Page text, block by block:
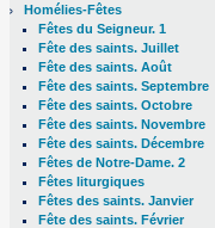
Homélies-Fêtes
Fêtes du Seigneur. 1
Fête des saints. Juillet
Fête des saints. Août
Fête des saints. Septembre
Fête des saints. Octobre
Fête des saints. Novembre
Fête des saints. Décembre
Fêtes de Notre-Dame. 2
Fêtes liturgiques
Fêtes des saints. Janvier
Fête des saints. Février